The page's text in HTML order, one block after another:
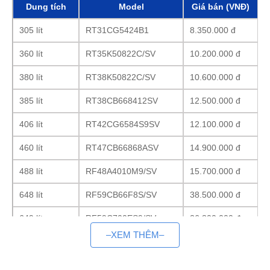
Dung tích Model Giá bán (VNĐ)
305 lít RT31CG5424B1 8.350.000 đ
360 lít RT35K50822C/SV 10.200.000 đ
380 lít RT38K50822C/SV 10.600.000 đ
385 lít RT38CB668412SV 12.500.000 đ
406 lít RT42CG6584S9SV 12.100.000 đ
460 lít RT47CB66868ASV 14.900.000 đ
488 lít RF48A4010M9/SV 15.700.000 đ
648 lít RF59CB66F8S/SV 38.500.000 đ
649 lít RF59C700ES9/SV 26.300.000 đ
2. Giới thiệu chung
–XEM THÊM–